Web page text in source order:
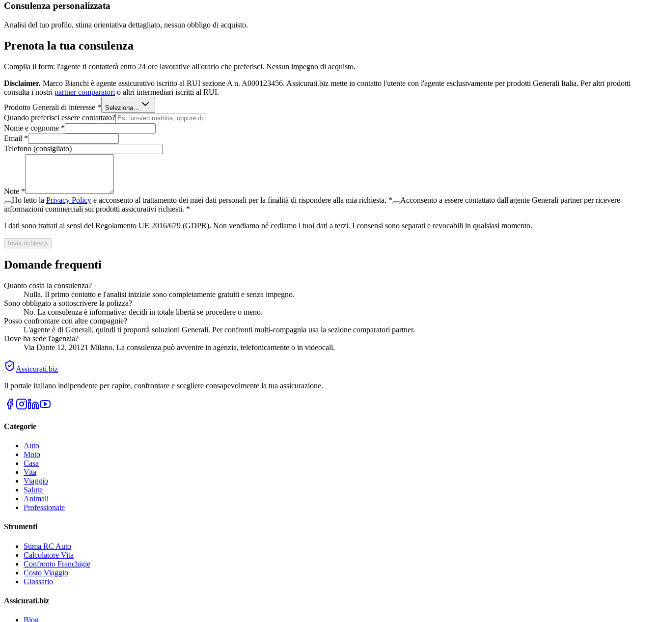
Consulenza personalizzata
Analisi del tuo profilo, stima orientativa dettagliato, nessun obbligo di acquisto.
Prenota la tua consulenza
Compila il form: l'agente ti contatterà entro 24 ore lavorative all'orario che preferisci. Nessun impegno di acquisto.
Disclaimer. Marco Bianchi è agente assicurativo iscritto al RUI sezione A n. A000123456. Assicurati.biz mette in contatto l'utente con l'agente esclusivamente per prodotti Generali Italia. Per altri prodotti
consulta i nostri partner comparatori o altri intermediari iscritti al RUI.
Prodotto Generali di interesse * Seleziona…
Quando preferisci essere contattato?
Nome e cognome *
Email *
Telefono (consigliato)
Note *
Ho letto la Privacy Policy e acconsento al trattamento dei miei dati personali per la finalità di rispondere alla mia richiesta. * Acconsento a essere contattato dall'agente Generali partnerper ricevere
informazioni commerciali sui prodotti assicurativi richiesti. *
I dati sono trattati ai sensi del Regolamento UE 2016/679 (GDPR). Non vendiamo né cediamo i tuoi dati a terzi. I consensi sono separati e revocabili in qualsiasi momento.
Invia richiesta
Domande frequenti
Quanto costa la consulenza?
Nulla. Il primo contatto e l'analisi iniziale sono completamente gratuiti e senza impegno.
Sono obbligato a sottoscrivere la polizza?
No. La consulenza è informativa: decidi in totale libertà se procedere o meno.
Posso confrontare con altre compagnie?
L'agente è di Generali, quindi ti proporrà soluzioni Generali. Per confronti multi-compagnia usa la sezione comparatori partner.
Dove ha sede l'agenzia?
Via Dante 12, 20121 Milano. La consulenza può avvenire in agenzia, telefonicamente o in videocall.
Assicurati.biz
Il portale italiano indipendente per capire, confrontare e scegliere consapevolmente la tua assicurazione.
Categorie
Auto
Moto
Casa
Vita
Viaggio
Salute
Animali
Professionale
Strumenti
Stima RC Auto
Calcolatore Vita
Confronto Franchigie
Costo Viaggio
Glossario
Assicurati.biz
Blog